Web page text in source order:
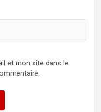
et mon site dans le